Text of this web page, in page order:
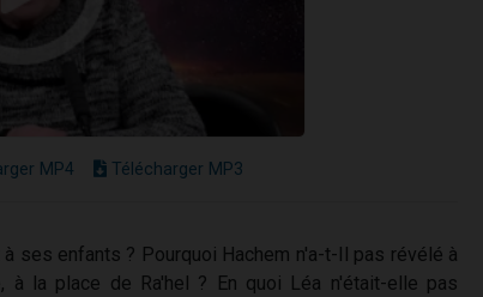
MP4 Télécharger MP3
ses enfants ? Pourquoi Hachem n'a-t-Il pas révélé à
à la place de Ra'hel ? En quoi Léa n'était-elle pas